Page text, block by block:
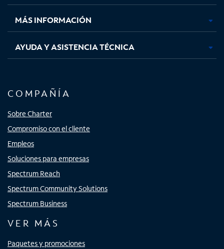
nuevanuevanuevanueva
MÁS INFORMACIÓN
AYUDA Y ASISTENCIA TÉCNICA
COMPAÑÍA
Sobre Charter
Compromiso con el cliente
Empleos
Soluciones para empresas
Spectrum Reach
Spectrum Community Solutions
Spectrum Business
VER MÁS
Paquetes y promociones